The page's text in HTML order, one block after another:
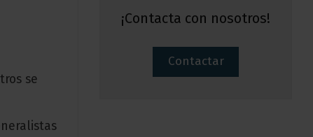
se
¡Contacta con nosotros!
Contactar